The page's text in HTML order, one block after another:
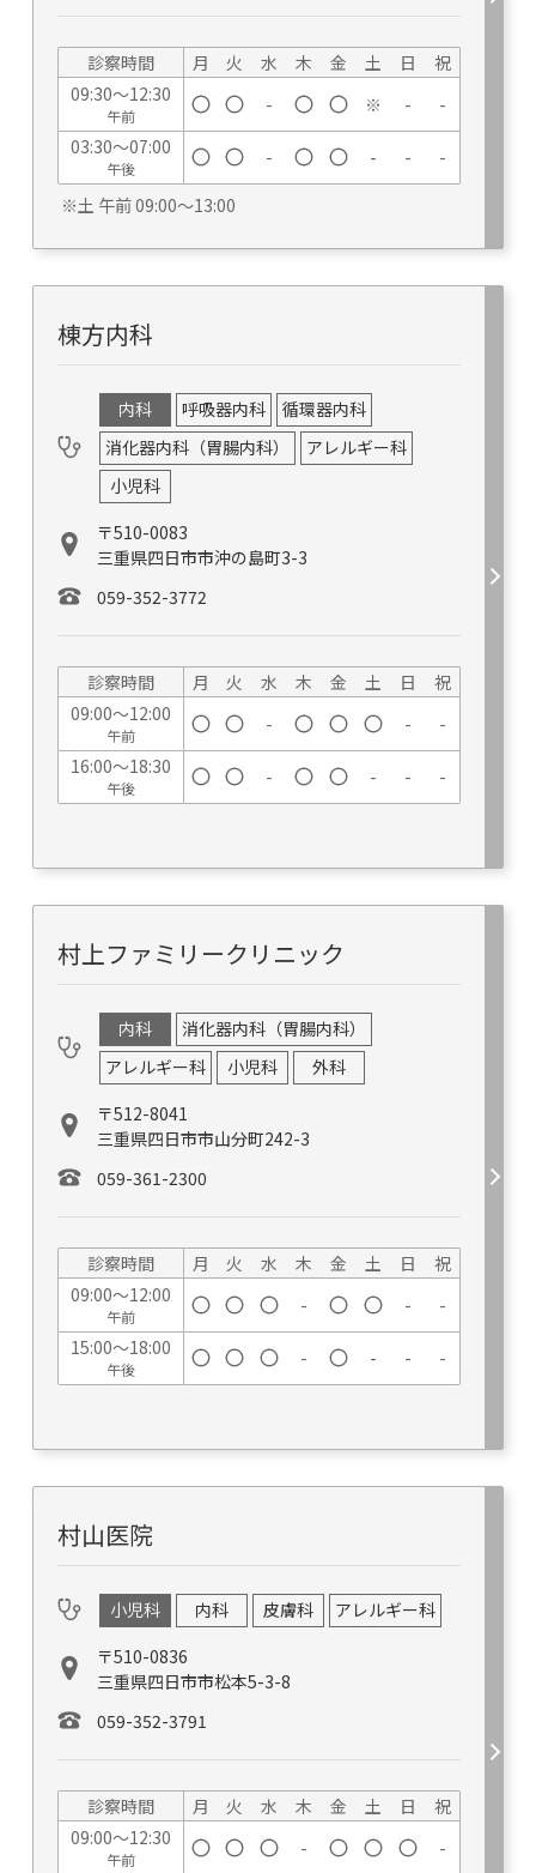
※土 午前 09:00～13:00
診察時間 月 火 水 木 金 土 日
祝
09:30～12:30
午前 - ※ -
-
03:30～07:00
午後 - - - -
棟方内科
内科 呼吸器内科
循環器内科
消化器内科（胃腸内科）
アレルギー科
小児科
〒510-0083
三重県四日市市沖の島町3-3
059-352-3772
診察時間 月 火 水 木 金 土 日
祝
09:00～12:00
午前 - -
-
16:00～18:30
午後 - - - -
村上ファミリークリニック
内科
消化器内科（胃腸内科）
アレルギー科
小児科
外科
〒512-8041
三重県四日市市山分町242-3
059-361-2300
診察時間 月 火 水 木 金 土 日
祝
09:00～12:00
午前 - -
-
15:00～18:00
午後 - - - -
村山医院
小児科 内科 皮膚科
アレルギー科
〒510-0836
三重県四日市市松本5-3-8
059-352-3791
診察時間 月 火 水 木 金 土 日
祝
09:00～12:30
午前 - -